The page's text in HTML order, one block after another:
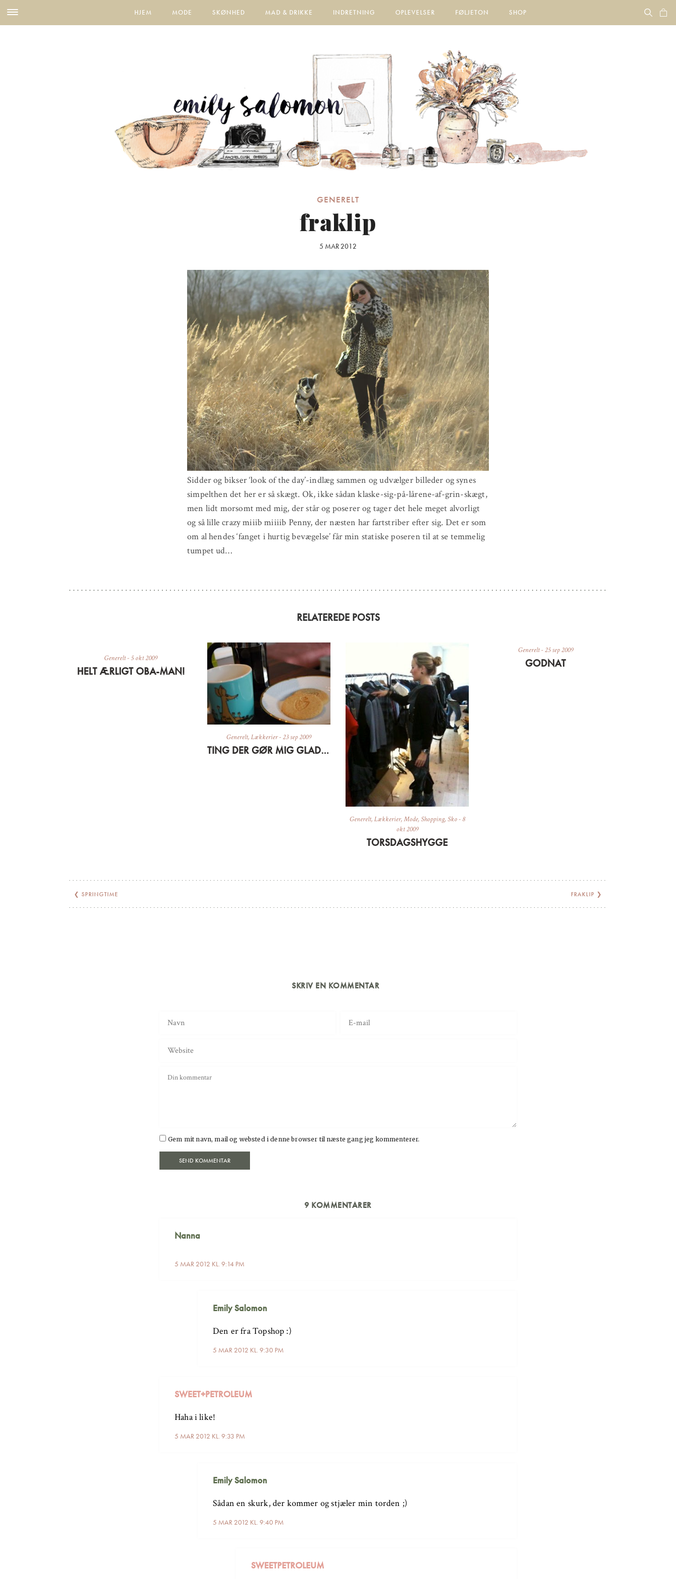
HJEM MODE SKØNHED MAD & DRIKKE INDRETNING OPLEVELSER FØLJETON SHOP
GENERELT
fraklip
5 MAR 2012
Sidder og bikser ‘look of the day’-indlæg sammen og udvælger billeder og synes
simpelthen det her er så skægt. Ok, ikke sådan klaske-sig-på-lårene-af-grin-skægt,
men lidt morsomt med mig, der står og poserer og tager det hele meget alvorligt
og så lille crazy miiib miiiib Penny, der næsten har fartstriber efter sig. Det er som
om al hendes ‘fanget i hurtig bevægelse’ får min statiske poseren til at se temmelig
tumpet ud…
RELATEREDE POSTS
Generelt-5 okt 2009
HELT ÆRLIGT OBA-MAN!
Generelt, Lækkerier-23 sep 2009
TING DER GØR MIG GLAD LIGE NU
Generelt, Lækkerier, Mode, Shopping, Sko-8
okt 2009
TORSDAGSHYGGE
Generelt-25 sep 2009
GODNAT
❮ SPRINGTIME FRAKLIP ❯
SKRIV EN KOMMENTAR
Gem mit navn, mail og websted i denne browser til næste gang jeg kommenterer.
9 KOMMENTARER
Nanna
5 MAR 2012 KL. 9:14 PM
Emily Salomon
5 MAR 2012 KL. 9:30 PM
Den er fra Topshop :)
SWEET+PETROLEUM
5 MAR 2012 KL. 9:33 PM
Haha i like!
Emily Salomon
5 MAR 2012 KL. 9:40 PM
Sådan en skurk, der kommer og stjæler min torden ;)
SWEETPETROLEUM